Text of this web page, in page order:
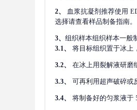
2、 血浆抗凝剂推荐使用
选择请查看样品制备指南。
3、 组织样本组织样本一般
3.1、
将目标组织置于冰上
3.2、 在冰上用裂解液研磨
3.3、 可再利用超声破碎或
3.4、 将制备好的匀浆液于